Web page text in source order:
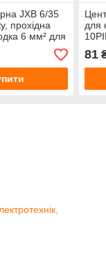
JXB 6/35
прохідна
6 мм² для
для
81